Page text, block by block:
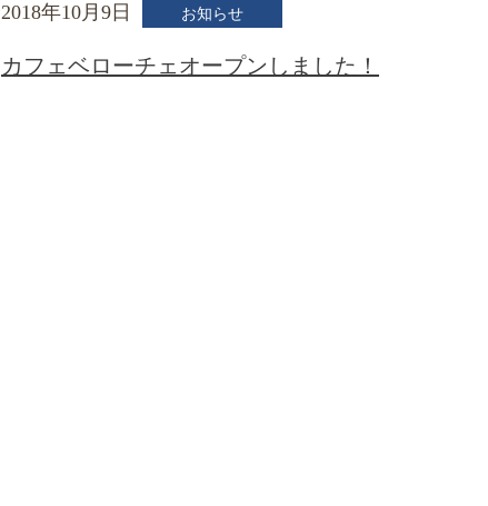
2018年10月9日 お知らせ
カフェベローチェオープンしました！